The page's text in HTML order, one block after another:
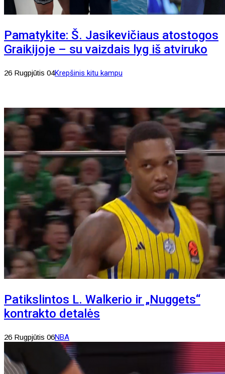
Pamatykite: Š. Jasikevičiaus atostogos
Graikijoje – su vaizdais lyg iš atviruko
26 Rugpjūtis 04Krepšinis kitu kampu
Patikslintos L. Walkerio ir „Nuggets“
kontrakto detalės
26 Rugpjūtis 06NBA